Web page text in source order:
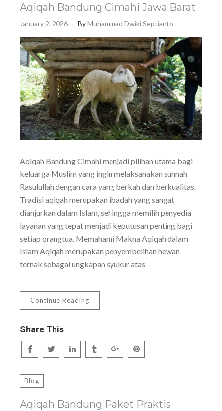
Aqiqah Bandung Cimahi Jawa Barat
January 2, 2026 ByMuhammad Dwiki Septianto
Aqiqah Bandung Cimahi menjadi pilihan utama bagi
keluarga Muslim yang ingin melaksanakan sunnah
Rasulullah dengan cara yang berkah dan berkualitas.
Tradisi aqiqah merupakan ibadah yang sangat
dianjurkan dalam Islam, sehingga memilih penyedia
layanan yang tepat menjadi keputusan penting bagi
setiap orangtua. Memahami Makna Aqiqah dalam
Islam Aqiqah merupakan penyembelihan hewan
ternak sebagai ungkapan syukur atas
Continue Reading
Share This
Blog
Aqiqah Bandung Paket Praktis